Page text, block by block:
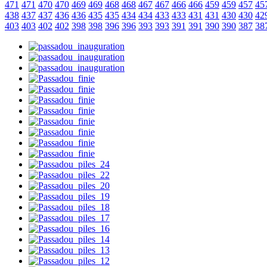
471 471 470 470 469 469 468 468 467 467 466 466 459 459 457
438 437 437 436 436 435 435 434 434 433 433 431 431 430 430
403 403 402 402 398 398 396 396 393 393 391 391 390 390 387